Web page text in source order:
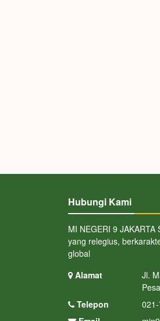
Hubungi Kami
MI NEGERI 9 JAKARTA
yang relegius,
global
Alamat
Jl.
Telepon